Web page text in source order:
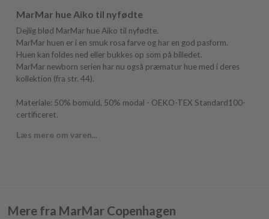
MarMar hue Aiko til nyfødte
Dejlig blød MarMar hue Aiko til nyfødte.
MarMar huen er i en smuk rosa farve og har en god pasform.
Huen kan foldes ned eller bukkes op som på billedet.
MarMar newborn serien har nu også præmatur hue med i deres
kollektion (fra str. 44).
Materiale: 50% bomuld, 50% modal - OEKO-TEX Standard100-
certificeret.
Læs mere om varen...
Mere fra MarMar Copenhagen